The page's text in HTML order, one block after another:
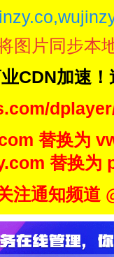
片同步本
CDN加速！
替换为
替换为
注通知频道